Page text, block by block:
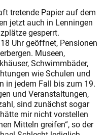
tretende Papier auf dem
jetzt auch in Lenningen
gesperrt.
Uhr geöffnet, Pensionen
Museen,
Schwimmbäder,
wie Schulen und
in jedem Fall bis zum 19.
und Veranstaltungen,
sind zunächst sogar
mir nicht vorstellen
Mitteln greifen“, so der